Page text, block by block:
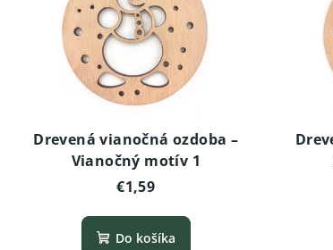
Drevená vianočná ozdoba –
Vianočný motív 1
€1,59
Do košíka